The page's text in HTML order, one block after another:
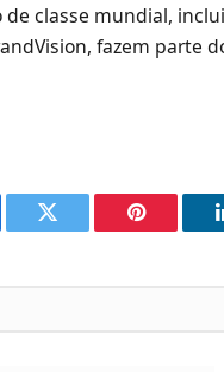
classe mundial,
fazem parte
Twitter Pinterest